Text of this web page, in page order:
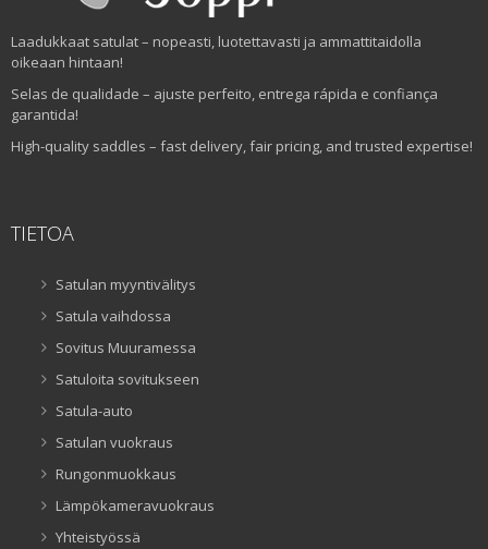
Laadukkaat satulat – nopeasti, luotettavasti ja ammattitaidolla
oikeaan hintaan!
Selas de qualidade – ajuste perfeito, entrega rápida e confiança
garantida!
High-quality saddles – fast delivery, fair pricing, and trusted expertise!
TIETOA
Satulan myyntivälitys
Satula vaihdossa
Sovitus Muuramessa
Satuloita sovitukseen
Satula-auto
Satulan vuokraus
Rungonmuokkaus
Lämpökameravuokraus
Yhteistyössä